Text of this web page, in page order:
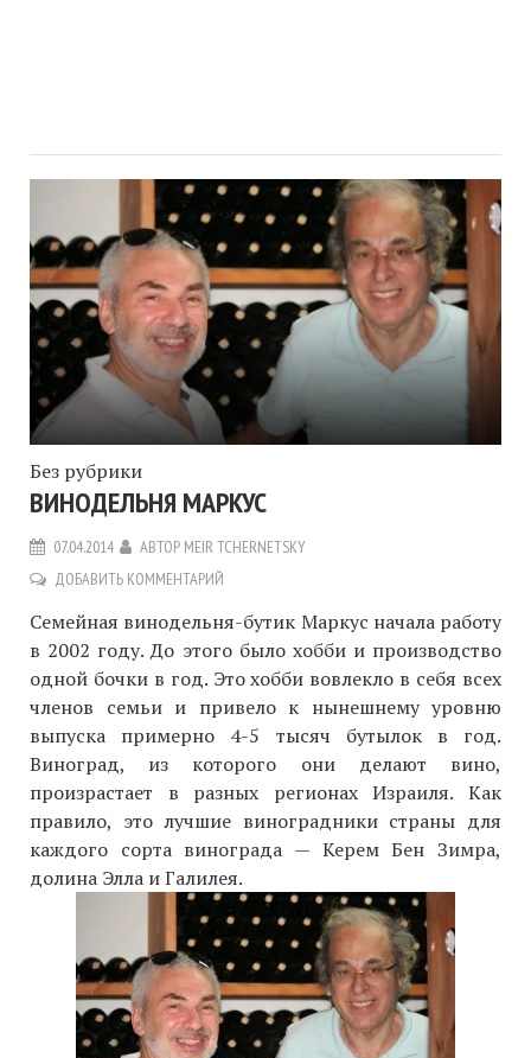
Без рубрики
ВИНОДЕЛЬНЯ МАРКУС
07.04.2014 АВТОР MEIR TCHERNETSKY
ДОБАВИТЬ КОММЕНТАРИЙ
Семейная винодельня-бутик Маркус начала работу
в 2002 году. До этого было хобби и производство
одной бочки в год. Это хобби вовлекло в себя всех
членов семьи и привело к нынешнему уровню
выпуска примерно 4-5 тысяч бутылок в год.
Виноград, из которого они делают вино,
произрастает в разных регионах Израиля. Как
правило, это лучшие виноградники страны для
каждого сорта винограда — Керем Бен Зимра,
долина Элла и Галилея.